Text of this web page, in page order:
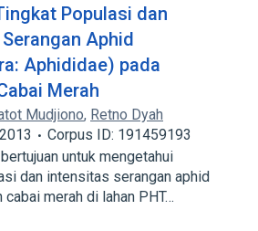
Populasi dan
Aphid
Aphididae) pada
Merah
Mudjiono, Retno Dyah
2013
Corpus ID: 191459193
untuk mengetahui
dan intensitas serangan aphid
cabai merah di lahan PHT…